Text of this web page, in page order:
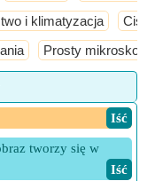
i klimatyzacja
Prosty mikroskop
​ Iść
tworzy się w
​ Iść